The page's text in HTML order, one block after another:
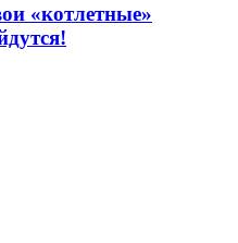
«котлетные»